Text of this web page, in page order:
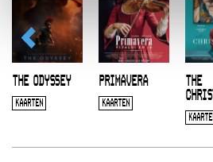
THE ODYSSEY
KAARTEN
PRIMAVERA
KAARTEN
THE